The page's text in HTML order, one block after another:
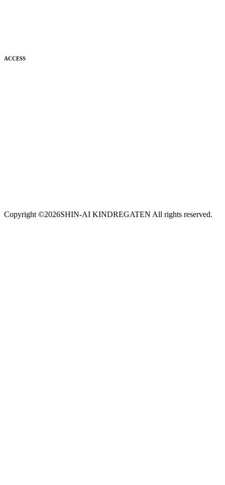
ACCESS
Copyright ©2026SHIN-AI KINDREGATEN All rights reserved.